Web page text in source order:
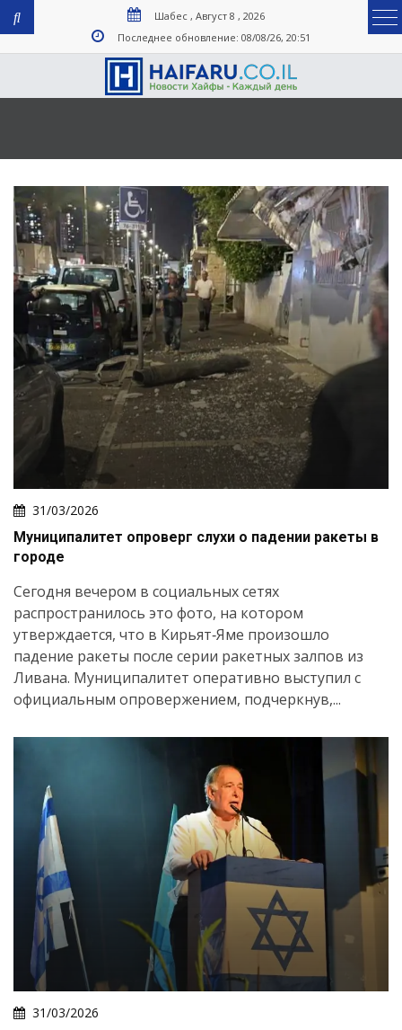
Шабес , Август 8 , 2026
Последнее обновление: 08/08/26, 20:51
31/03/2026
Муниципалитет опроверг слухи о падении ракеты в
городе
Сегодня вечером в социальных сетях
распространилось это фото, на котором
утверждается, что в Кирьят‑Яме произошло
падение ракеты после серии ракетных залпов из
Ливана. Муниципалитет оперативно выступил с
официальным опровержением, подчеркнув,...
31/03/2026